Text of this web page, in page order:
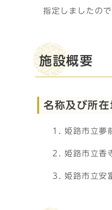
指定しましたの
施設概要
名称及び所在
姫路市立夢
姫路市立香
姫路市立安